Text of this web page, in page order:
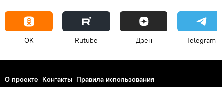
OK Rutube Дзен Telegram
О проекте Контакты Правила использования